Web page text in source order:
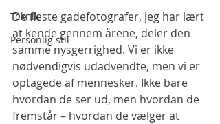
Teknik
Personlig stil
De fleste gadefotografer, jeg har lært
at kende gennem årene, deler den
samme nysgerrighed. Vi er ikke
nødvendigvis udadvendte, men vi er
optagede af mennesker. Ikke bare
hvordan de ser ud, men hvordan de
fremstår – hvordan de vælger at